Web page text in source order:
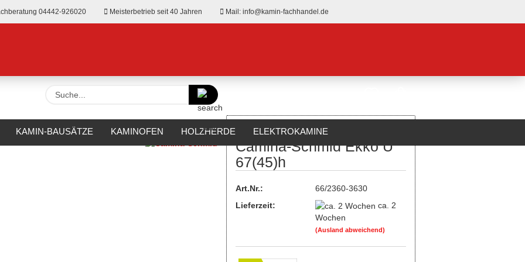
04442-926020 Meisterbetrieb seit 40 Jahren Mail: info@kamin-fachhandel.de
Suche...
KAMIN-BAUSÄTZE KAMINOFEN HOLZHERDE ELEKTROKAMINE
ÜBER UNS
Camina-Schmid Ekko U
67(45)h
Art.Nr.:
66/2360-3630
Lieferzeit:
ca. 2
Wochen
(Ausland abweichend)